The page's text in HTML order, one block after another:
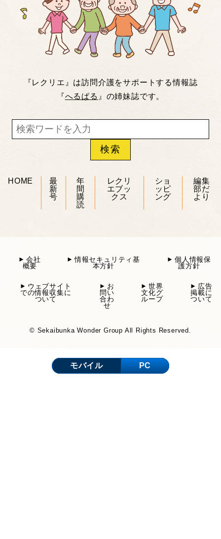
『レクリエ』は訪問介護をサポートする情報誌
『へるぱる 』の姉妹誌です。
HOME
最
新
号
年
間
購
読
レクリ
エブッ
クス
ショ
ッピ
ング
編集
部だ
より
会社
概要
情報セキュリティ基
本方針
個人情報保
護方針
ウェブサイト
での情報収集に
ついて
お
問い
合わ
せ
世界
文化グ
ループ
広告
掲載に
ついて
© Sekaibunka Wonder Group All Rights Reserved.
モバイル PC